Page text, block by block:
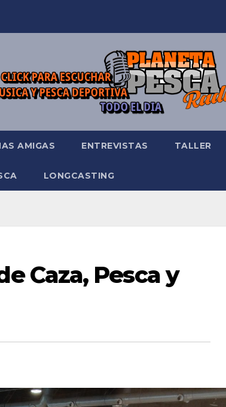
AMIGAS ENTREVISTAS TALLER
LONGCASTING
Caza, Pesca y